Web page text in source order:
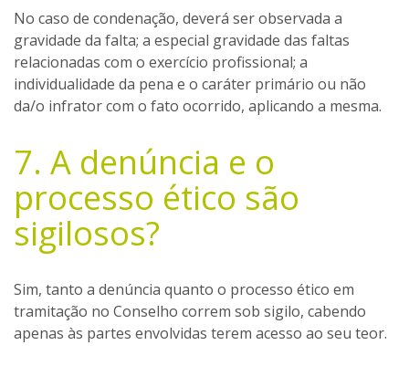
No caso de condenação, deverá ser observada a
gravidade da falta; a especial gravidade das faltas
relacionadas com o exercício profissional; a
individualidade da pena e o caráter primário ou não
da/o infrator com o fato ocorrido, aplicando a mesma.
7. A denúncia e o
processo ético são
sigilosos?
Sim, tanto a denúncia quanto o processo ético em
tramitação no Conselho correm sob sigilo, cabendo
apenas às partes envolvidas terem acesso ao seu teor.